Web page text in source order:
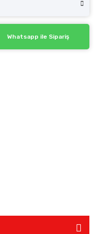
Whatsapp ile Sipariş